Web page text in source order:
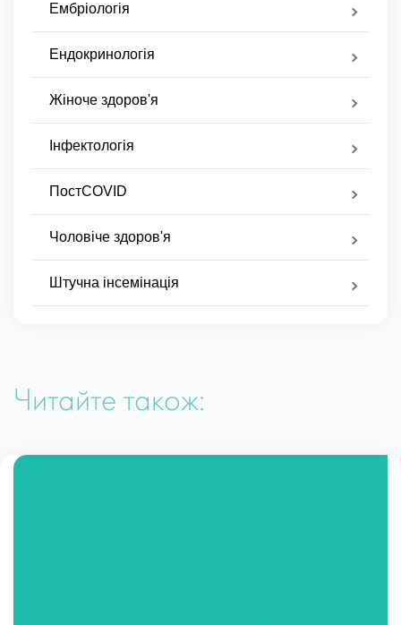
Ембріологія
Ендокринологія
Жіноче здоров'я
Інфектологія
ПостCOVID
Чоловіче здоров'я
Штучна інсемінація
Читайте також: